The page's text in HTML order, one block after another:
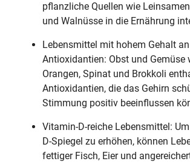
pflanzliche Quellen wie
und Walnüsse in die Ernährung
Lebensmittel mit hohem Gehalt an
Antioxidantien: Obst und Gemüse
Orangen, Spinat und Brokkoli
Antioxidantien, die das Gehirn
Stimmung positiv beeinflussen
Vitamin-D-reiche Lebensmittel:
D-Spiegel zu erhöhen, können
fettiger Fisch, Eier und